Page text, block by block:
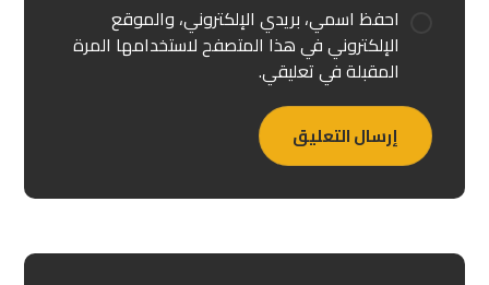
احفظ اسمي، بريدي الإلكتروني، والموقع
الإلكتروني في هذا المتصفح لاستخدامها المرة
المقبلة في تعليقي.
إرسال التعليق